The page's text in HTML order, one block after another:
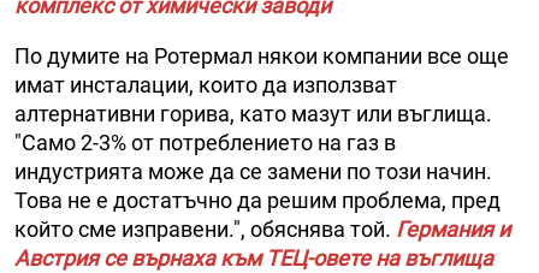
комплекс от химически заводи
По думите на Ротермал някои компании все още
имат инсталации, които да използват
алтернативни горива, като мазут или въглища.
"Само 2-3% от потреблението на газ в
индустрията може да се замени по този начин.
Това не е достатъчно да решим проблема, пред
който сме изправени.", обяснява той. Германия и
Австрия се върнаха към ТЕЦ-овете на въглища